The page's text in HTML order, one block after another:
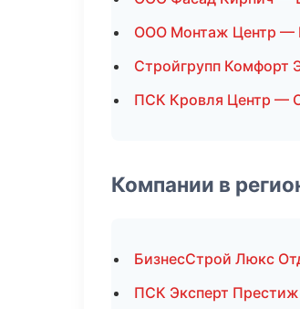
ООО Монтаж Центр —
Стройгрупп Комфорт
ПСК Кровля Центр —
Компании в
БизнесСтрой Люкс
ПСК Эксперт